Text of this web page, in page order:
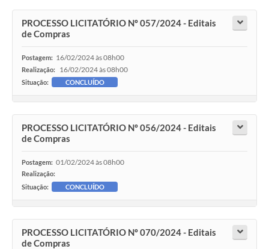
PROCESSO LICITATÓRIO Nº 057/2024 - Editais
de Compras
Postagem: 16/02/2024 às 08h00
Realização: 16/02/2024 às 08h00
Situação: CONCLUÍDO
PROCESSO LICITATÓRIO Nº 056/2024 - Editais
de Compras
Postagem: 01/02/2024 às 08h00
Realização:
Situação:
CONCLUÍDO
PROCESSO LICITATÓRIO Nº 070/2024 - Editais
de Compras